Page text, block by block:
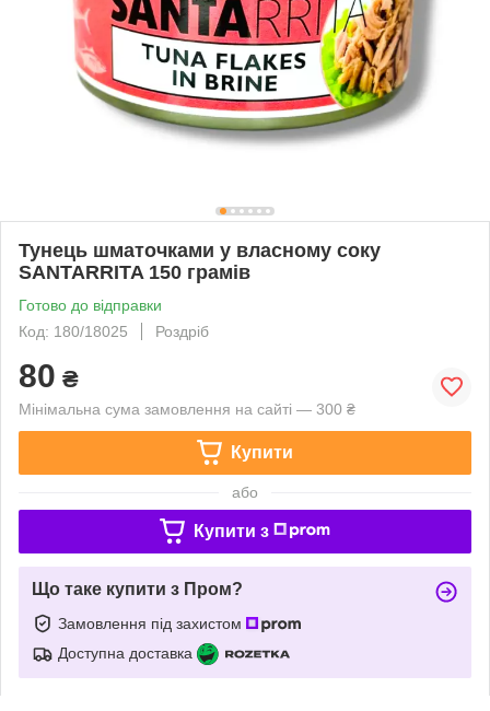
Тунець шматочками у власному соку
SANTARRITA 150 грамів
Готово до відправки
Код: 180/18025
Роздріб
80 ₴
Мінімальна сума замовлення на сайті — 300 ₴
Купити
або
Купити з
Що таке купити з Пром?
Замовлення під захистом
Доступна доставка